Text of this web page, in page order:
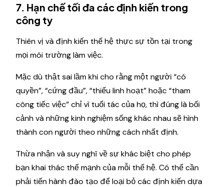
7. Hạn chế tối đa các định kiến trong
công ty
Thiên vị và định kiến ​​thế hệ thực sự tồn tại trong
mọi môi trường làm việc.
Mặc dù thật sai lầm khi cho rằng một người “có
quyền”, “cứng đầu”, “thiếu linh hoạt” hoặc “tham
công tiếc việc” chỉ vì tuổi tác của họ, thì đúng là bối
cảnh và những kinh nghiệm sống khác nhau sẽ hình
thành con người theo những cách nhất định.
Thừa nhận và suy nghĩ về sự khác biệt cho phép
bạn khai thác thế mạnh của mỗi thế hệ. Có thể cần
phải tiến hành đào tạo để loại bỏ các định kiến ​​dựa